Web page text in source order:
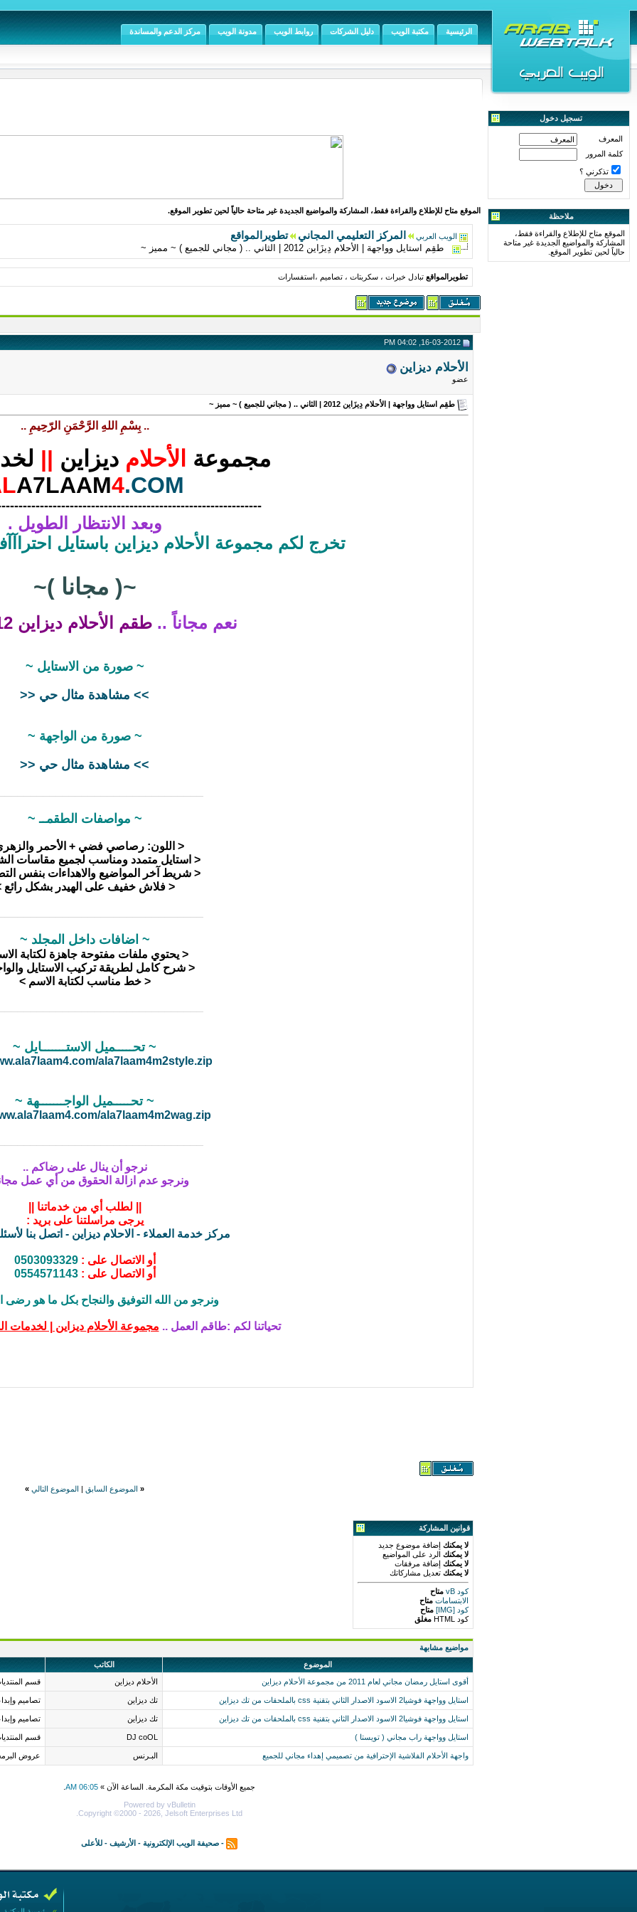
الرئيسية مكتبة الويب دليل الشركات روابط الويب مدونة الويب مركز الدعم والمساندة
تسجيل دخول
المعرف
كلمة المرور
تذكرني ؟
ملاحظة
الموقع متاح للإطلاع والقراءة فقط،
المشاركة والمواضيع الجديدة غير متاحة
حالياً لحين تطوير الموقع.
الموقع متاح للإطلاع والقراءة فقط، المشاركة والمواضيع الجديدة غير متاحة حالياً لحين تطوير الموقع.
الويب العربي المركز التعليمي المجاني تطويرالمواقع
طقِم استايل وواجهة | الأحلام دِيزَاين 2012 | الثاني .. ( مجاني للجميع ) ~ مميز ~
تطويرالمواقع تبادل خبرات ، سكربتات ، تصاميم ،استفسارات
الأحلام ديزاين
عضو
طقِم استايل وواجهة | الأحلام دِيزَاين 2012 | الثاني .. ( مجاني للجميع ) ~ مميز ~
.. بِسْمِ اللهِ الرَّحْمَنِ الرّحِيمِ ..
مجموعة الأحلام ديزاين ||
A7LAAM4.COM
وبعد الانتظار الطويل .
تخرج لكم مجموعة الأحلام ديزاين باستايل
~( مجانا )~
نعم مجاناً .. طقم الأحلام ديزاين 2012 الثاني
~ صورة من الاستايل ~
>> مشاهدة مثال حي <<
~ صورة من الواجهة ~
>> مشاهدة مثال حي <<
~ مواصفات الطقمــ ~
< اللون: رصاصي فضي + الأحمر
< استايل متمدد ومناسب لجميع مقاسات
< شريط آخر المواضيع والاهداءات بنفس
< فلاش خفيف على الهيدر بشكل رائع
~ اضافات داخل المجلد ~
< يحتوي ملفات مفتوحة جاهزة لكتابة
< شرح كامل لطريقة تركيب الاستايل
< خط مناسب لكتابة الاسم >
~ تحـــــميل الاستـــــــايل ~
ala7laam4m2style.zip
~ تحـــــميل الواجـــــــهة ~
ala7laam4m2wag.zip
نرجو أن ينال على رضاكم ..
ونرجو عدم ازالة الحقوق من أي عمل
|| لطلب أي من خدماتنا ||
يرجى مراسلتنا على بريد :
مركز خدمة العملاء - الاحلام ديزاين - اتصل بنا
أو الاتصال على : 0503093329
أو الاتصال على : 0554571143
ونرجو من الله التوفيق والنجاح بكل ما هو رضى
تحياتنا لكم :طاقم العمل .. مجموعة الأحلام ديزاين | لخدمات
« الموضوع السابق الموضوع التالي »
قوانين المشاركة
لا يمكنك إضافة موضوع جديد
لا يمكنك الرد على المواضيع
لا يمكنك إضافة مرفقات
لا يمكنك تعديل مشاركاتك
كود vB
متاح
الابتسامات متاح
كود [IMG]
متاح
كود HTML
مغلق
مواضيع مشابهة
الموضوع
الكاتب
أقوى استايل رمضان مجاني لعام 2011 من مجموعة الأحلام ديزاين
الأحلام ديزاين قسم
استايل وواجهة فوشيا2 الاسود الاصدار الثاني بتقنية css بالملحقات من تك ديزاين تك ديزاين تصاميم
استايل وواجهة فوشيا2 الاسود الاصدار الثاني بتقنية css بالملحقات من تك ديزاين تك ديزاين تصاميم
استايل وواجهة راب مجاني ( تويستا ) DJ coOL قسم
واجهة الأحلام الفلاشية الإحترافية من تصميمي إهداء مجاني للجميع البـرنس عروض
جميع الأوقات بتوقيت مكة المكرمة. الساعة الآن » 06:05 AM
Powered by vBulletin
Copyright ©2000 - 2026, Jelsoft Enterprises Ltd.
- صحيفة الويب الإلكترونية - الأرشيف - للأعلى